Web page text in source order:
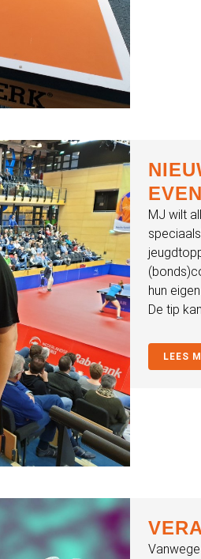
MJ wilt
hun
De tip
LEES